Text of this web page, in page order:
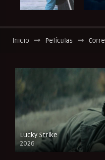
Inicio Películas Corre
Lucky Strike
2026
FULL HD